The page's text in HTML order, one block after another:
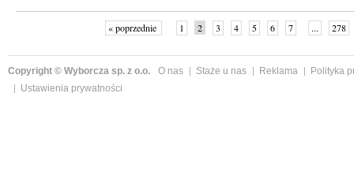
« poprzednie 1 2 3 4 5 6 7 ... 278
Copyright © Wyborcza sp. z o.o. O nas Staże u nas Reklama
Polityka
Ustawienia prywatności